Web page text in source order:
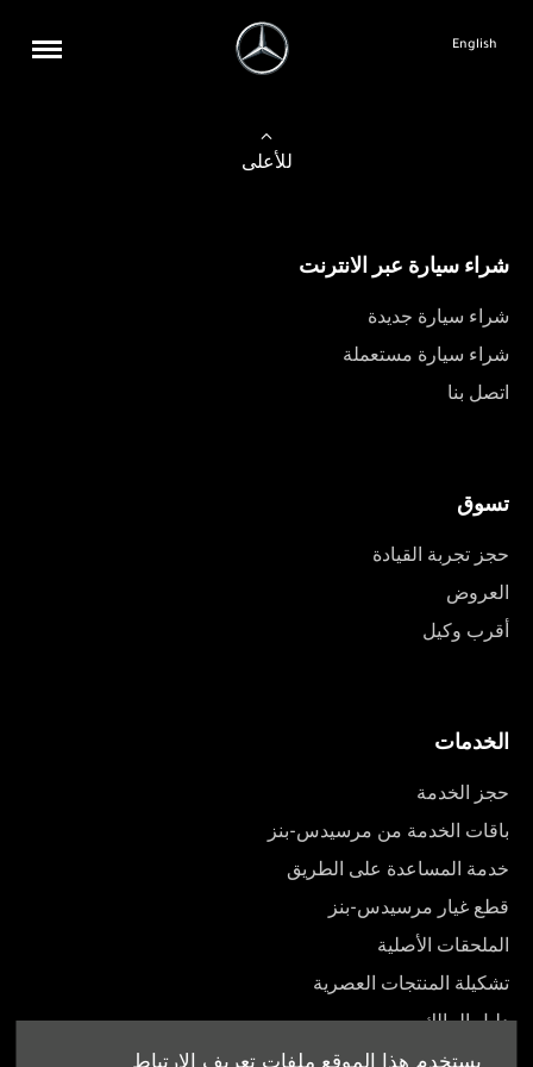
يستخدم هذا الموقع ملفات تعريف الارتباط
English
للأعلى
شراء سيارة عبر الانترنت
شراء سيارة جديدة
شراء سيارة مستعملة
اتصل بنا
تسوق
حجز تجربة القيادة
العروض
أقرب وكيل
الخدمات
حجز الخدمة
باقات الخدمة من مرسيدس-بنز
خدمة المساعدة على الطريق
قطع غيار مرسيدس-بنز
الملحقات الأصلية
تشكيلة المنتجات العصرية
دليل المالك